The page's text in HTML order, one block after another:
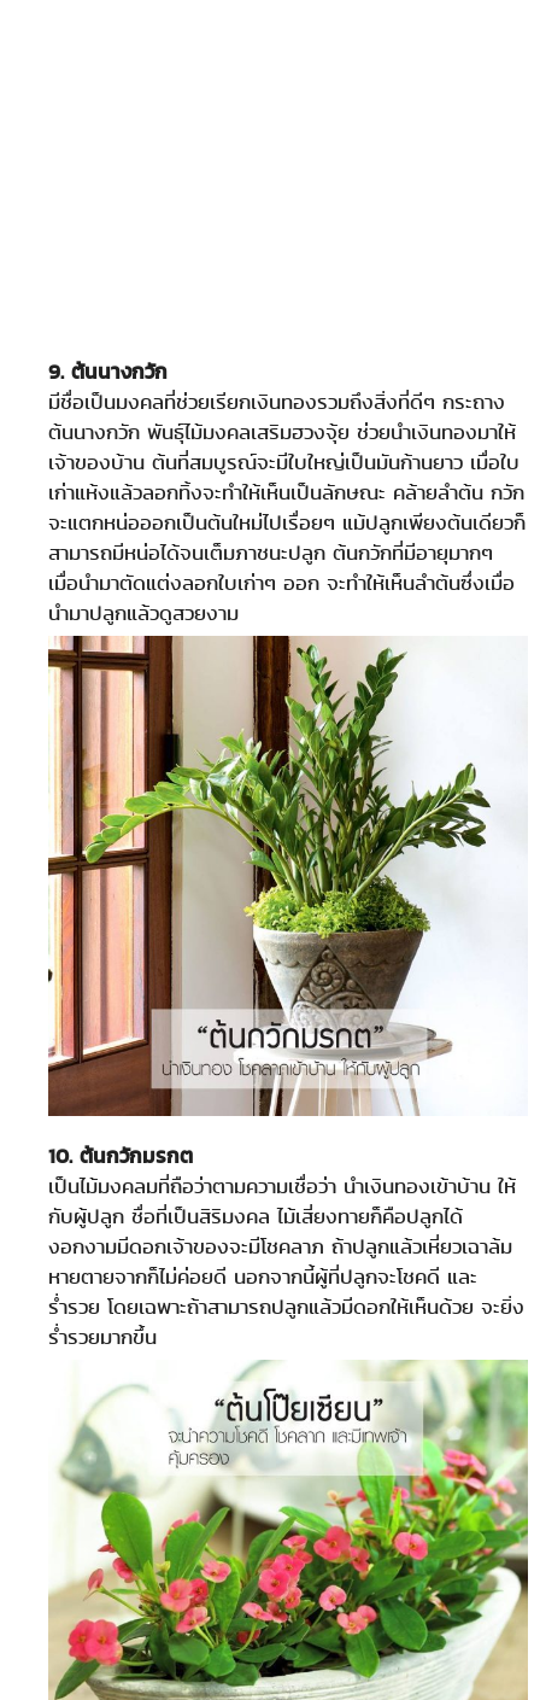
9. ต้นนางกวัก
มีชื่อเป็นมงคลที่ช่วยเรียกเงินทองรวมถึงสิ่งที่ดีๆ กระถาง
ต้นนางกวัก พันธุ์ไม้มงคลเสริมฮวงจุ้ย ช่วยนำเงินทองมาให้
เจ้าของบ้าน ต้นที่สมบูรณ์จะมีใบใหญ่เป็นมันก้านยาว เมื่อใบ
เก่าแห้งแล้วลอกทิ้งจะทำให้เห็นเป็นลักษณะ คล้ายลำต้น กวัก
จะแตกหน่อออกเป็นต้นใหม่ไปเรื่อยๆ แม้ปลูกเพียงต้นเดียวก็
สามารถมีหน่อได้จนเต็มภาชนะปลูก ต้นกวักที่มีอายุมากๆ
เมื่อนำมาตัดแต่งลอกใบเก่าๆ ออก จะทำให้เห็นลำต้นซึ่งเมื่อ
นำมาปลูกแล้วดูสวยงาม
10. ต้นกวักมรกต
เป็นไม้มงคลมที่ถือว่าตามความเชื่อว่า นำเงินทองเข้าบ้าน ให้
กับผู้ปลูก ชื่อที่เป็นสิริมงคล ไม้เสี่ยงทายก็คือปลูกได้
งอกงามมีดอกเจ้าของจะมีโชคลาภ ถ้าปลูกแล้วเหี่ยวเฉาล้ม
หายตายจากก็ไม่ค่อยดี นอกจากนี้ผู้ที่ปลูกจะโชคดี และ
ร่ำรวย โดยเฉพาะถ้าสามารถปลูกแล้วมีดอกให้เห็นด้วย จะยิ่ง
ร่ำรวยมากขึ้น